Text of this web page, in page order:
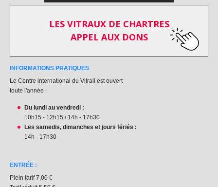
LES VITRAUX DE CHARTRES
APPEL AUX DONS
INFORMATIONS PRATIQUES
Le Centre international du Vitrail est ouvert
toute l'année :
Du lundi au vendredi :
10h15 - 12h15 / 14h - 17h30
Les samedis, dimanches et jours fériés :
14h - 17h30
ENTRÉE :
Plein tarif 7,00 €